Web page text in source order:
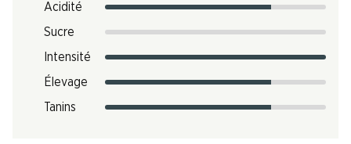
Acidité
Sucre
Intensité
Élevage
Tanins